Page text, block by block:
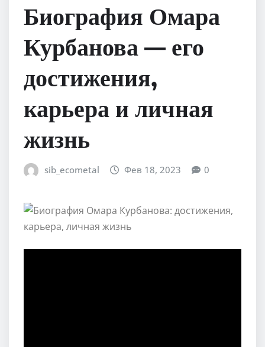
Биография Омара
Курбанова — его
достижения,
карьера и личная
жизнь
sib_ecometal Фев 18, 2023 0